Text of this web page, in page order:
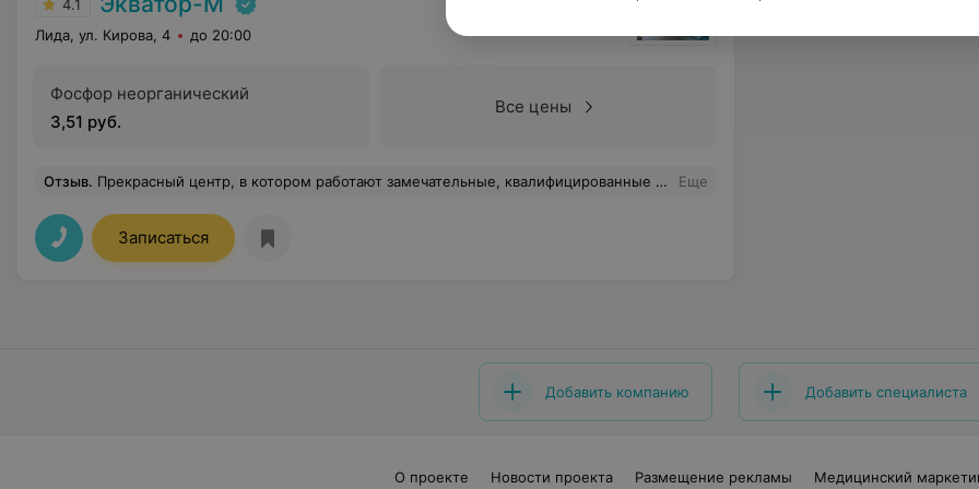
4.1
Лида, ул. Кирова, 4 до 20:00
Фосфор неорганический
3,51 руб.
Все цены
Отзыв. Прекрасный центр, в котором работают замечательные, квалифицированные специалисты. Буду рекомендовать ваш центр своим друзьям и знакомым! Еще
Записаться
Добавить компанию Добавить специалиста
О проекте Новости проекта Размещение рекламы Медицинский